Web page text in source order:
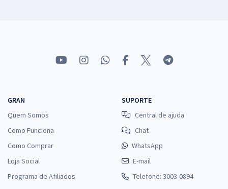
GRAN
Quem Somos
Como Funciona
Como Comprar
Loja Social
Programa de Afiliados
SUPORTE
Central de ajuda
Chat
WhatsApp
E-mail
Telefone: 3003-0894